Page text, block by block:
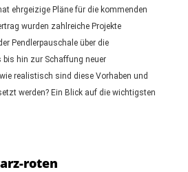
ehrgeizige Pläne für die kommenden
wurden zahlreiche Projekte
Pendlerpauschale über die
bis hin zur Schaffung neuer
realistisch sind diese Vorhaben und
werden? Ein Blick auf die wichtigsten
roten